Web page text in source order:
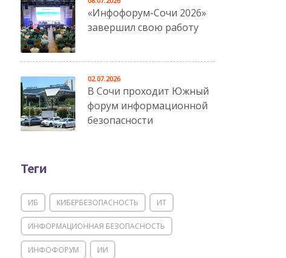
«Инфофорум-Сочи 2026»
завершил свою работу
В Сочи проходит Южный
форум информационной
безопасности
02.07.2026
Теги
ИБ КИБЕРБЕЗОПАСНОСТЬ ИТ
ИНФОРМАЦИОННАЯ БЕЗОПАСНОСТЬ
ИНФОФОРУМ ИИ